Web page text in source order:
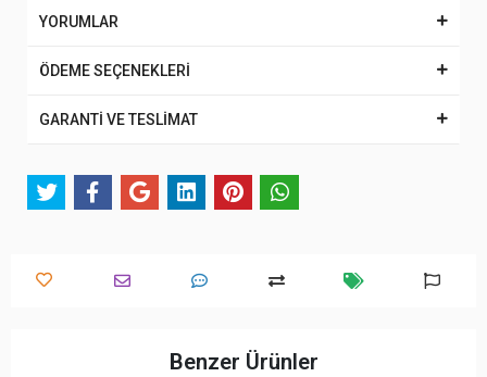
YORUMLAR
ÖDEME SEÇENEKLERİ
GARANTİ VE TESLİMAT
Benzer Ürünler